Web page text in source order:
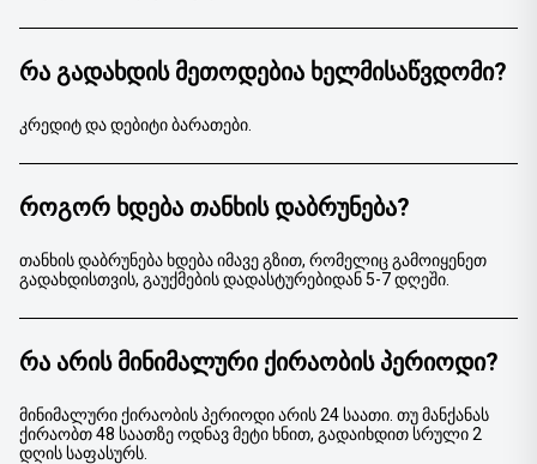
ᲠᲐ ᲒᲐᲓᲐᲮᲓᲘᲡ ᲛᲔᲗᲝᲓᲔᲑᲘᲐ ᲮᲔᲚᲛᲘᲡᲐᲬᲕᲓᲝᲛᲘ?
კრედიტ და დებიტი ბარათები.
ᲠᲝᲒᲝᲠ ᲮᲓᲔᲑᲐ ᲗᲐᲜᲮᲘᲡ ᲓᲐᲑᲠᲣᲜᲔᲑᲐ?
თანხის დაბრუნება ხდება იმავე გზით, რომელიც გამოიყენეთ
გადახდისთვის, გაუქმების დადასტურებიდან 5-7 დღეში.
ᲠᲐ ᲐᲠᲘᲡ ᲛᲘᲜᲘᲛᲐᲚᲣᲠᲘ ᲥᲘᲠᲐᲝᲑᲘᲡ ᲞᲔᲠᲘᲝᲓᲘ?
მინიმალური ქირაობის პერიოდი არის 24 საათი. თუ მანქანას
ქირაობთ 48 საათზე ოდნავ მეტი ხნით, გადაიხდით სრული 2
დღის საფასურს.